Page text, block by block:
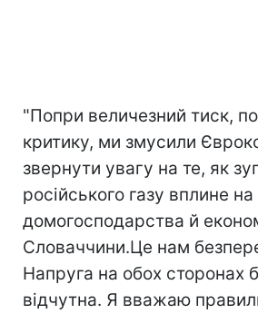
"Попри величезний тиск,
критику, ми змусили
звернути увагу на те, як
російського газу вплине на
домогосподарства й
Словаччини.Це нам
Напруга на обох сторонах
відчутна. Я вважаю